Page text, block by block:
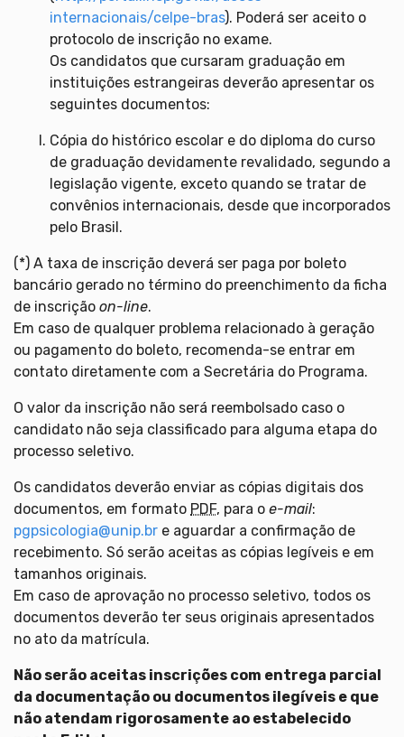
internacionais/celpe-bras). Poderá ser aceito o
protocolo de inscrição no exame.
Os candidatos que cursaram graduação em
instituições estrangeiras deverão apresentar os
seguintes documentos:
Cópia do histórico escolar e do diploma do curso
de graduação devidamente revalidado, segundo a
legislação vigente, exceto quando se tratar de
convênios internacionais, desde que incorporados
pelo Brasil.
(*) A taxa de inscrição deverá ser paga por boleto
bancário gerado no término do preenchimento da ficha
de inscrição on-line.
Em caso de qualquer problema relacionado à geração
ou pagamento do boleto, recomenda-se entrar em
contato diretamente com a Secretária do Programa.
O valor da inscrição não será reembolsado caso o
candidato não seja classificado para alguma etapa do
processo seletivo.
Os candidatos deverão enviar as cópias digitais dos
documentos, em formato PDF, para o e-mail:
pgpsicologia@unip.br e aguardar a confirmação de
recebimento. Só serão aceitas as cópias legíveis e em
tamanhos originais.
Em caso de aprovação no processo seletivo, todos os
documentos deverão ter seus originais apresentados
no ato da matrícula.
Não serão aceitas inscrições com entrega parcial
da documentação ou documentos ilegíveis e que
não atendam rigorosamente ao estabelecido